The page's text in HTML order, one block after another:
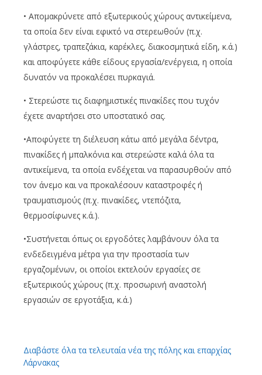
• Απομακρύνετε από εξωτερικούς χώρους αντικείμενα,
τα οποία δεν είναι εφικτό να στερεωθούν (π.χ.
γλάστρες, τραπεζάκια, καρέκλες, διακοσμητικά είδη, κ.ά.)
και αποφύγετε κάθε είδους εργασία/ενέργεια, η οποία
δυνατόν να προκαλέσει πυρκαγιά.
• Στερεώστε τις διαφημιστικές πινακίδες που τυχόν
έχετε αναρτήσει στο υποστατικό σας.
•Αποφύγετε τη διέλευση κάτω από μεγάλα δέντρα,
πινακίδες ή μπαλκόνια και στερεώστε καλά όλα τα
αντικείμενα, τα οποία ενδέχεται να παρασυρθούν από
τον άνεμο και να προκαλέσουν καταστροφές ή
τραυματισμούς (π.χ. πινακίδες, ντεπόζιτα,
θερμοσίφωνες κ.ά.).
•Συστήνεται όπως οι εργοδότες λαμβάνουν όλα τα
ενδεδειγμένα μέτρα για την προστασία των
εργαζομένων, οι οποίοι εκτελούν εργασίες σε
εξωτερικούς χώρους (π.χ. προσωρινή αναστολή
εργασιών σε εργοτάξια, κ.ά.)
Διαβάστε όλα τα τελευταία νέα της πόλης και επαρχίας
Λάρνακας